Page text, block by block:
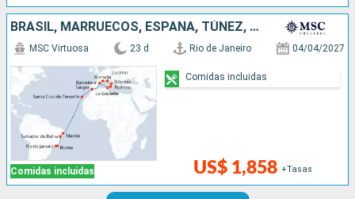
BRASIL, MARRUECOS, ESPAÑA, TÚNEZ, ITALIA, FRANCIA
Comidas incluidas
MSC Virtuosa 23 d Rio de Janeiro 04/04/2027
US$ 1,858 +Tasas
Comidas incluidas